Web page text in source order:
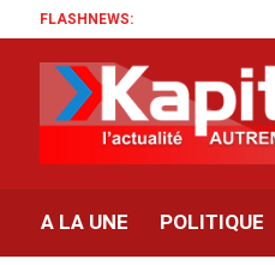
FLASHNEWS:
A LA UNE POLITIQUE